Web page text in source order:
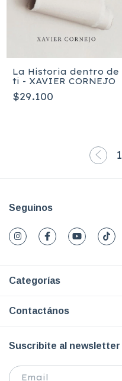
La Historia dentro de
ti - XAVIER CORNEJO
$29.100
1
Seguinos
Categorías
Contactános
Suscribite al newsletter